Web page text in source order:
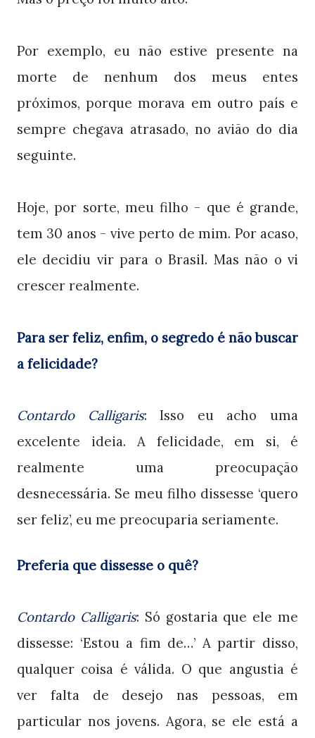
Por exemplo, eu não estive presente na
morte de nenhum dos meus entes
próximos, porque morava em outro país e
sempre chegava atrasado, no avião do dia
seguinte.
Hoje, por sorte, meu filho - que é grande,
tem 30 anos - vive perto de mim. Por acaso,
ele decidiu vir para o Brasil. Mas não o vi
crescer realmente.
Para ser feliz, enfim, o segredo é não buscar
a felicidade?
Contardo Calligaris: Isso eu acho uma
excelente ideia. A felicidade, em si, é
realmente uma preocupação
desnecessária. Se meu filho dissesse ‘quero
ser feliz’, eu me preocuparia seriamente.
Preferia que dissesse o quê?
Contardo Calligaris: Só gostaria que ele me
dissesse: ‘Estou a fim de…’ A partir disso,
qualquer coisa é válida. O que angustia é
ver falta de desejo nas pessoas, em
particular nos jovens. Agora, se ele está a